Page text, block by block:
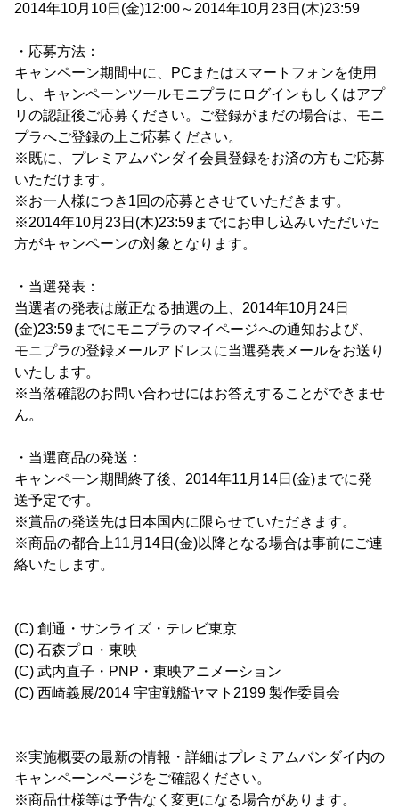
2014年10月10日(金)12:00～2014年10月23日(木)23:59
・応募方法：
キャンペーン期間中に、PCまたはスマートフォンを使用
し、キャンペーンツールモニプラにログインもしくはアプ
リの認証後ご応募ください。ご登録がまだの場合は、モニ
プラへご登録の上ご応募ください。
※既に、プレミアムバンダイ会員登録をお済の方もご応募
いただけます。
※お一人様につき1回の応募とさせていただきます。
※2014年10月23日(木)23:59までにお申し込みいただいた
方がキャンペーンの対象となります。
・当選発表：
当選者の発表は厳正なる抽選の上、2014年10月24日
(金)23:59までにモニプラのマイページへの通知および、
モニプラの登録メールアドレスに当選発表メールをお送り
いたします。
※当落確認のお問い合わせにはお答えすることができませ
ん。
・当選商品の発送：
キャンペーン期間終了後、2014年11月14日(金)までに発
送予定です。
※賞品の発送先は日本国内に限らせていただきます。
※商品の都合上11月14日(金)以降となる場合は事前にご連
絡いたします。
(C) 創通・サンライズ・テレビ東京
(C) 石森プロ・東映
(C) 武内直子・PNP・東映アニメーション
(C) 西崎義展/2014 宇宙戦艦ヤマト2199 製作委員会
※実施概要の最新の情報・詳細はプレミアムバンダイ内の
キャンペーンページをご確認ください。
※商品仕様等は予告なく変更になる場合があります。